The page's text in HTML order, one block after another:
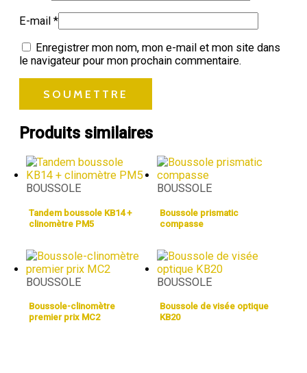
E-mail *
Enregistrer mon nom, mon e-mail et mon site dans
le navigateur pour mon prochain commentaire.
Produits similaires
BOUSSOLE
Tandem boussole KB14 +
clinomètre PM5
BOUSSOLE
Boussole prismatic
compasse
BOUSSOLE
Boussole-clinomètre
premier prix MC2
BOUSSOLE
Boussole de visée optique
KB20